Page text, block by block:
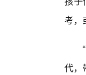
考，
代，